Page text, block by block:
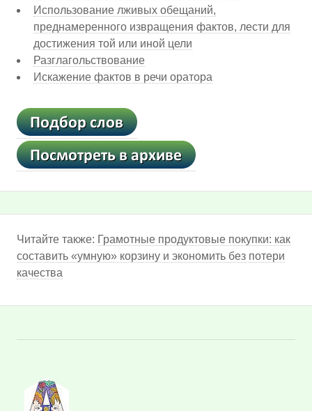
Использование лживых обещаний,
преднамеренного извращения фактов, лести для
достижения той или иной цели
Разглагольствование
Искажение фактов в речи оратора
Читайте также: Грамотные продуктовые покупки: как
составить «умную» корзину и экономить без потери
качества